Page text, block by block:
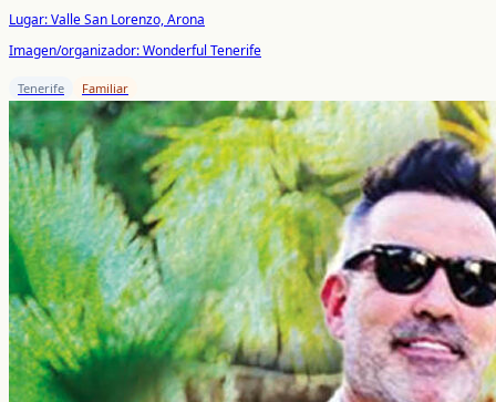
Lugar: Valle San Lorenzo, Arona
Imagen/organizador: Wonderful Tenerife
Tenerife Familiar